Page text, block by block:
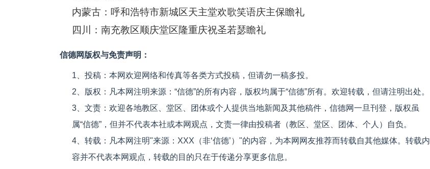
内蒙古：呼和浩特市新城区天主堂欢歌笑语庆主保瞻礼
四川：南充教区顺庆堂区隆重庆祝圣若瑟瞻礼
信德网版权与免责声明：
1、投稿：本网欢迎网络和传真等各类方式投稿，但请勿一稿多投。
2、版权：凡本网注明来源：“信德”的所有内容，版权均属于“信德”所有。欢迎转载，但请注明出处。
3、文责：欢迎各地教区、堂区、团体或个人提供当地新闻及其他稿件，信德网一旦刊登，版权虽
属“信德”，但并不代表本社或本网观点，文责一律由投稿者（教区、堂区、团体、个人）自负。
4、转载：凡本网注明"来源：XXX（非‘信德’）"的内容，为本网网友推荐而转载自其他媒体。转载内
容并不代表本网观点，转载的目的只在于传递分享更多信息。